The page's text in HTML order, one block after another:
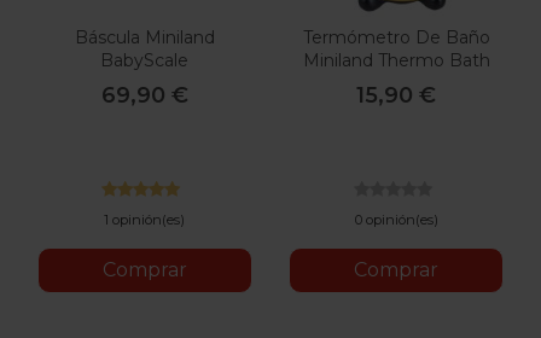
Báscula Miniland
BabyScale
69,90 €
1 opinión(es)
Comprar
Termómetro De Baño
Miniland Thermo Bath
15,90 €
0 opinión(es)
Comprar